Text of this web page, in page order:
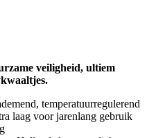
veiligheid, ultiem
temperatuurregulerend
laag voor jarenlang gebruik